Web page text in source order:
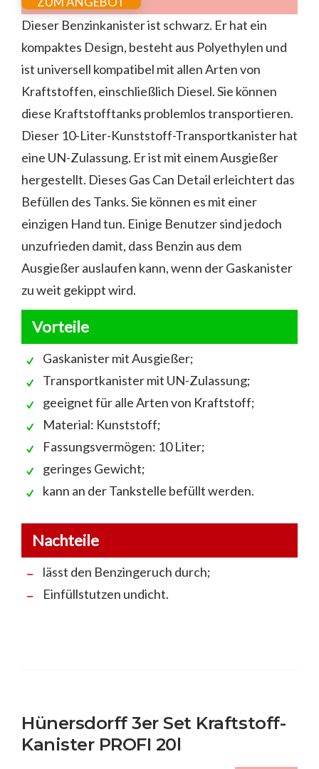
Dieser Benzinkanister ist schwarz. Er hat ein
kompaktes Design, besteht aus Polyethylen und
ist universell kompatibel mit allen Arten von
Kraftstoffen, einschließlich Diesel. Sie können
diese Kraftstofftanks problemlos transportieren.
Dieser 10-Liter-Kunststoff-Transportkanister hat
eine UN-Zulassung. Er ist mit einem Ausgießer
hergestellt. Dieses Gas Can Detail erleichtert das
Befüllen des Tanks. Sie können es mit einer
einzigen Hand tun. Einige Benutzer sind jedoch
unzufrieden damit, dass Benzin aus dem
Ausgießer auslaufen kann, wenn der Gaskanister
zu weit gekippt wird.
Vorteile
Gaskanister mit Ausgießer;
Transportkanister mit UN-Zulassung;
geeignet für alle Arten von Kraftstoff;
Material: Kunststoff;
Fassungsvermögen: 10 Liter;
geringes Gewicht;
kann an der Tankstelle befüllt werden.
Nachteile
lässt den Benzingeruch durch;
Einfüllstutzen undicht.
Hünersdorff 3er Set Kraftstoff-
Kanister PROFI 20l